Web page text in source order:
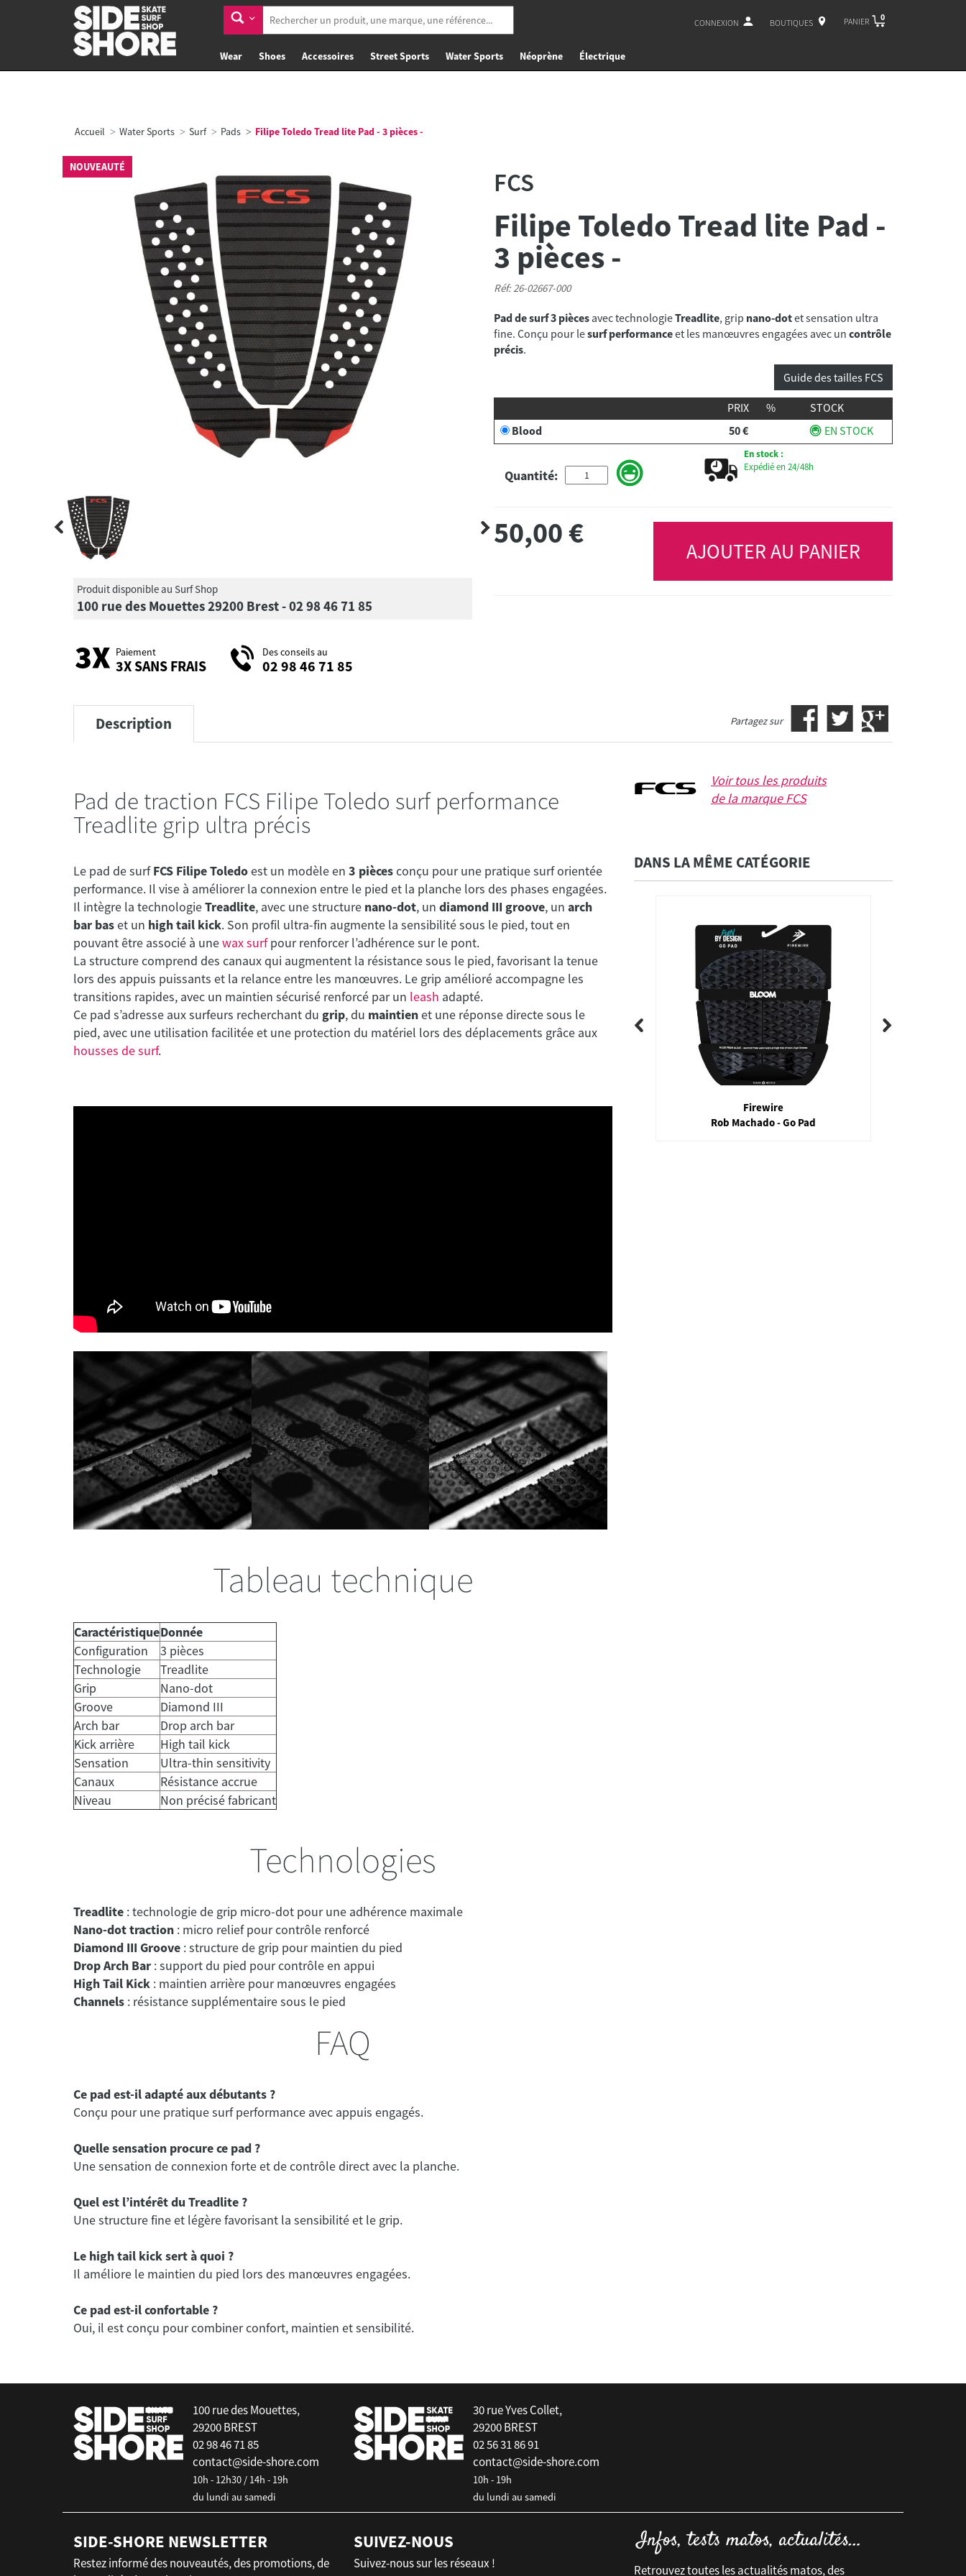
CONNEXION BOUTIQUES PANIER 0
Wear Shoes Accessoires Street Sports Water Sports Néoprène Électrique
Accueil Water Sports Surf Pads Filipe Toledo Tread lite Pad - 3 pièces -
NOUVEAUTÉ
Produit disponible au Surf Shop
100 rue des Mouettes 29200 Brest - 02 98 46 71 85
Paiement
3X SANS FRAIS
Des conseils au
02 98 46 71 85
FCS
Filipe Toledo Tread lite Pad -
3 pièces -
Réf: 26-02667-000
Pad de surf 3 pièces avec technologieTreadlite, grip nano-dotet sensation ultra
fine. Conçu pour lesurf performanceet les manœuvres engagées avec un contrôle
précis
Guide des tailles FCS
PRIX %
STOCK
Blood
50 € EN STOCK
Quantité:
En stock :
Expédié en 24/48h
50,00€
AJOUTER AU PANIER
Partagez sur
Description
Pad de traction FCS Filipe Toledo surf performance
Treadlite grip ultra précis
Le pad de surfFCS Filipe Toledoest un modèle en 3 piècesconçu pour une pratique surf orientée
performance. Il vise à améliorer la connexion entre le pied et la planche lors des phases engagées.
Il intègre la technologieTreadlite, avec une structure nano-dot, un diamond III groove, un arch
bar baset un high tail kick. Son profil ultra-fin augmente la sensibilité sous le pied, tout en
pouvant être associé à unewax surfpour renforcer l’adhérence sur le pont.
La structure comprend des canaux qui augmentent la résistance sous le pied, favorisant la tenue
lors des appuis puissants et la relance entre les manœuvres. Le grip amélioré accompagne les
transitions rapides, avec un maintien sécurisé renforcé par un leash adapté.
Ce pad s’adresse aux surfeurs recherchant du grip, du maintienet une réponse directe sous le
pied, avec une utilisation facilitée et une protection du matériel lors des déplacements grâce aux
housses de surf.
Tableau technique
CaractéristiqueDonnée
Configuration
3 pièces
Technologie
Treadlite
Grip
Nano-dot
Groove
Diamond III
Arch bar
Drop arch bar
Kick arrière
High tail kick
Sensation
Ultra-thin sensitivity
Canaux
Résistance accrue
Niveau
Non précisé fabricant
Technologies
Treadlite
Nano-dot traction
Diamond III Groove
Drop Arch Bar
High Tail Kick
Channels
FAQ
Ce pad est-il adapté aux débutants ?
Conçu pour une pratique surf performance avec appuis engagés.
Quelle sensation procure ce pad ?
Une sensation de connexion forte et de contrôle direct avec la planche.
Quel est l’intérêt du Treadlite ?
Une structure fine et légère favorisant la sensibilité et le grip.
Le high tail kick sert à quoi ?
Il améliore le maintien du pied lors des manœuvres engagées.
Ce pad est-il confortable ?
Oui, il est conçu pour combiner confort, maintien et sensibilité.
Voir tous les produits
de la marqueFCS
DANS LA MÊME CATÉGORIE
Ocean and earth
Channel Islands
Firewire
Rob Machado - Go Pad
100 rue des Mouettes,
29200 BREST
02 98 46 71 85
contact@side-shore.com
10h - 12h30 / 14h - 19h
du lundi au samedi
30 rue Yves Collet,
29200 BREST
02 56 31 86 91
contact@side-shore.com
10h - 19h
du lundi au samedi
SIDE-SHORE NEWSLETTER
Restez informé des nouveautés, des promotions, de
SUIVEZ-NOUS
Suivez-nous sur les réseaux ! Retrouvez toutes les actualités matos, des